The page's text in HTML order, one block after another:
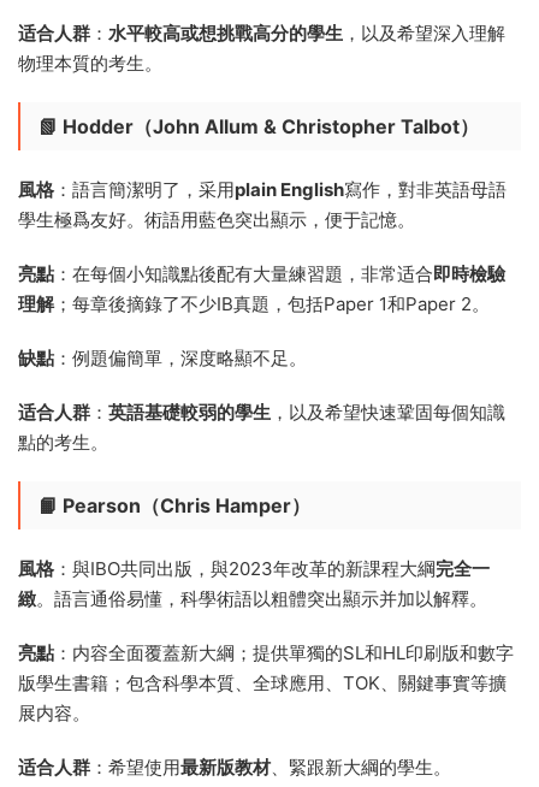
适合人群 ： 水平較高或想挑戰高分的學生 ，以及希望深入理解
物理本質的考生。
📗 Hodder（John Allum & Christopher Talbot）
風格 ：語言簡潔明了，采用plain English寫作，對非英語母語
學生極爲友好。術語用藍色突出顯示，便于記憶。
亮點 ：在每個小知識點後配有大量練習題，非常适合即時檢驗
理解；每章後摘錄了不少IB真題，包括Paper 1和Paper 2。
缺點 ：例題偏簡單，深度略顯不足。
适合人群 ： 英語基礎較弱的學生 ，以及希望快速鞏固每個知識
點的考生。
📙 Pearson（Chris Hamper）
風格 ：與IBO共同出版，與2023年改革的新課程大綱完全一
緻。語言通俗易懂，科學術語以粗體突出顯示并加以解釋。
亮點 ：内容全面覆蓋新大綱；提供單獨的SL和HL印刷版和數字
版學生書籍；包含科學本質、全球應用、TOK、關鍵事實等擴
展内容。
适合人群 ：希望使用最新版教材、緊跟新大綱的學生。